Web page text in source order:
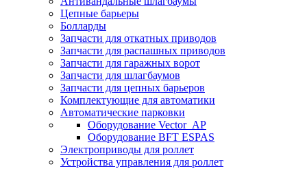
Цепные барьеры
Болларды
Запчасти для откатных приводов
Запчасти для распашных приводов
Запчасти для гаражных ворот
Запчасти для шлагбаумов
Запчасти для цепных барьеров
Комплектующие для автоматики
Автоматические парковки
Оборудование Vector_AP
Оборудование BFT ESPAS
Электроприводы для роллет
Устройства управления для роллет